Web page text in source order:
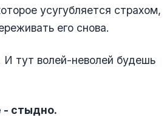
усугубляется страхом,
его снова.
тут волей-неволей будешь
- стыдно.